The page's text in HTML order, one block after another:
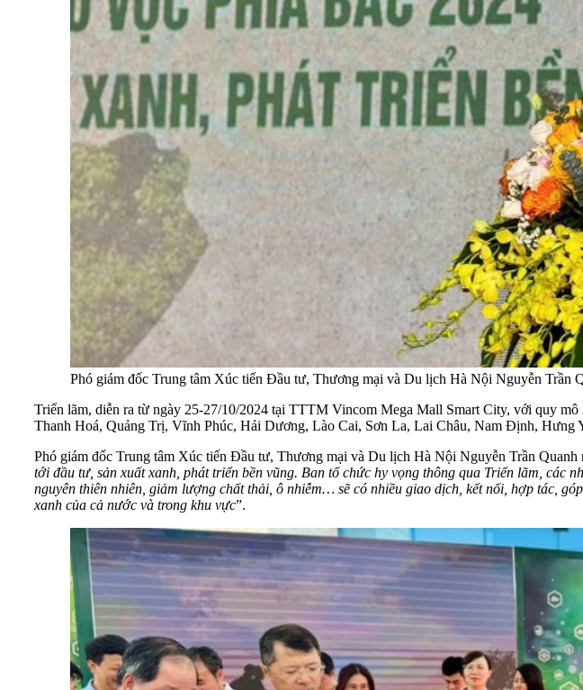
Phó giám đốc Trung tâm Xúc tiến Đầu tư, Thương mại và Du lịch Hà Nội Nguyễn Trần
Triển lãm, diễn ra từ ngày 25-27/10/2024 tại TTTM Vincom Mega Mall Smart City, với quy
Thanh Hoá, Quảng Trị, Vĩnh Phúc, Hải Dương, Lào Cai, Sơn La, Lai Châu, Nam Định,
Phó giám đốc Trung tâm Xúc tiến Đầu tư, Thương mại và Du lịch Hà Nội Nguyễn Trần Quanh
tới đầu tư, sản xuất xanh, phát triển bền vũng. Ban tổ chức hy vọng thông qua Triển lãm,
nguyên thiên nhiên, giảm lượng chất thải, ô nhiễm… sẽ có nhiều giao dịch, kết nối, hợp tác,
xanh của cả nước và trong khu vực”.